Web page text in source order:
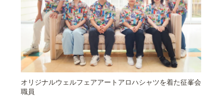
オリジナルウェルフェアアートアロハシャツを着た征峯会
職員